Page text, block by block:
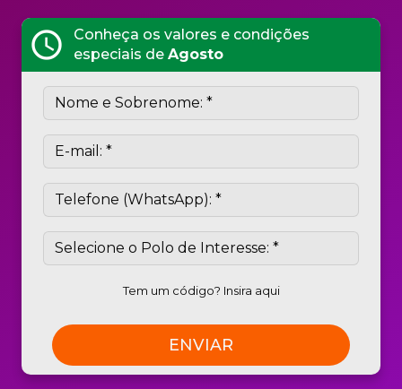
schedule
Conheça os valores e condições
especiais de Agosto
Tem um código? Insira aqui